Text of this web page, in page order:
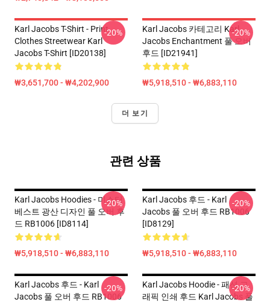
Karl Jacobs T-Shirt - Print
Clothes Streetwear Karl
Jacobs T-Shirt [ID20138]
₩3,651,700 - ₩4,202,900
-20%
Karl Jacobs 카테고리 Karl
Jacobs Enchantment 풀 오버
후드 [ID21941]
₩5,918,510 - ₩6,883,110
-20%
더 보기
관련 상품
Karl Jacobs Hoodies - 미스터
베스트 광산 디자인 풀 오버 후
드 RB1006 [ID8114]
₩5,918,510 - ₩6,883,110
-20%
Karl Jacobs 후드 - Karl
Jacobs 풀 오버 후드 RB1006
[ID8129]
₩5,918,510 - ₩6,883,110
-20%
Karl Jacobs 후드 - Karl
Jacobs 풀 오버 후드 RB1006
-20%
Karl Jacobs Hoodie - 패션 그
래픽 인쇄 후드 Karl Jacobs 풀
-20%